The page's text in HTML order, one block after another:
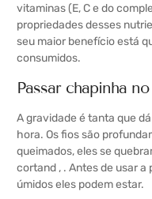
vitaminas (E, C e do
propriedades desses
seu maior benefício está
consumidos.
Passar chapinha
A gravidade é tanta que
hora. Os fios são
queimados, eles se
cortand , . Antes de usar
úmidos eles podem estar.